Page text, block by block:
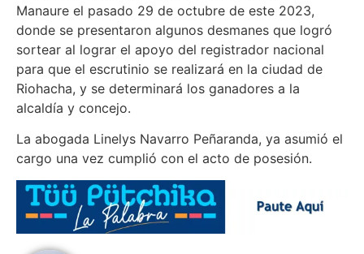
Manaure el pasado 29 de octubre de este 2023,
donde se presentaron algunos desmanes que logró
sortear al lograr el apoyo del registrador nacional
para que el escrutinio se realizará en la ciudad de
Riohacha, y se determinará los ganadores a la
alcaldía y concejo.
La abogada Linelys Navarro Peñaranda, ya asumió el
cargo una vez cumplió con el acto de posesión.